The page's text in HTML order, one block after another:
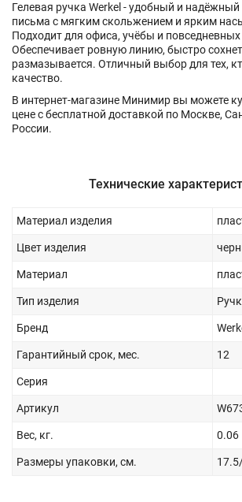
Гелевая ручка Werkel - удобный и надёжный
письма с мягким скольжением и ярким
Подходит для офиса, учёбы и повседневных
Обеспечивает ровную линию, быстро
размазывается. Отличный выбор для тех,
качество.
В интернет-магазине Минимир вы можете
цене с бесплатной доставкой по Москве,
России.
Технические
Материал изделия
Цвет изделия
Материал
Тип изделия
Бренд
Гарантийный срок, мес. 12
Серия
Артикул
Вес, кг. 0.06
Размеры упаковки, см.